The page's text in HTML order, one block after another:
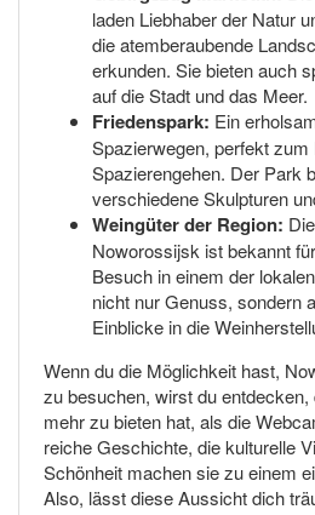
laden Liebhaber der Natur
die atemberaubende
erkunden. Sie bieten auch
auf die Stadt und das Meer.
Friedenspark: Ein
Spazierwegen, perfekt zum
Spazierengehen. Der Park
verschiedene Skulpturen
Weingüter der Region:
Noworossijsk ist bekannt
Besuch in einem der
nicht nur Genuss, sondern
Einblicke in die
Wenn du die Möglichkeit hast,
zu besuchen, wirst du
mehr zu bieten hat, als die
reiche Geschichte, die kulturelle
Schönheit machen sie zu einem
Also, lässt diese Aussicht dich